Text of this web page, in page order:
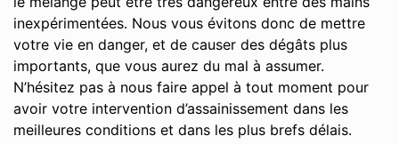
inexpérimentées. Nous vous évitons donc de mettre
votre vie en danger, et de causer des dégâts plus
importants, que vous aurez du mal à assumer.
N’hésitez pas à nous faire appel à tout moment pour
avoir votre intervention d’assainissement dans les
meilleures conditions et dans les plus brefs délais.